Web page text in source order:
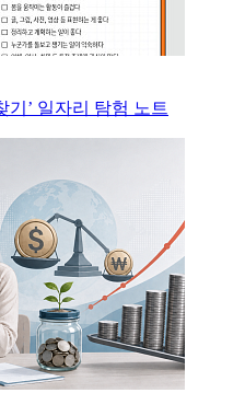
기’ 일자리 탐험 노트